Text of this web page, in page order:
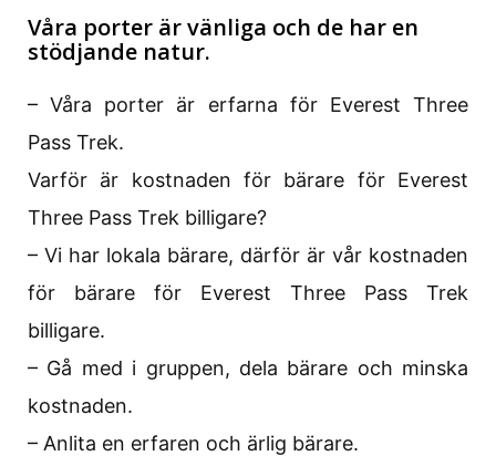
Våra porter är vänliga och de har en
stödjande natur.
– Våra porter är erfarna för Everest Three
Pass Trek.
Varför är kostnaden för bärare för Everest
Three Pass Trek billigare?
– Vi har lokala bärare, därför är vår kostnaden
för bärare för Everest Three Pass Trek
billigare.
– Gå med i gruppen, dela bärare och minska
kostnaden.
– Anlita en erfaren och ärlig bärare.